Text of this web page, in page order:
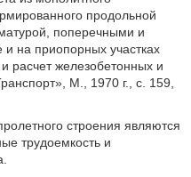
продольной
поперечными и
на приопорных участках
расчет железобетонных и
М., 1970 г., с. 159,
строения являются
трудоемкость и